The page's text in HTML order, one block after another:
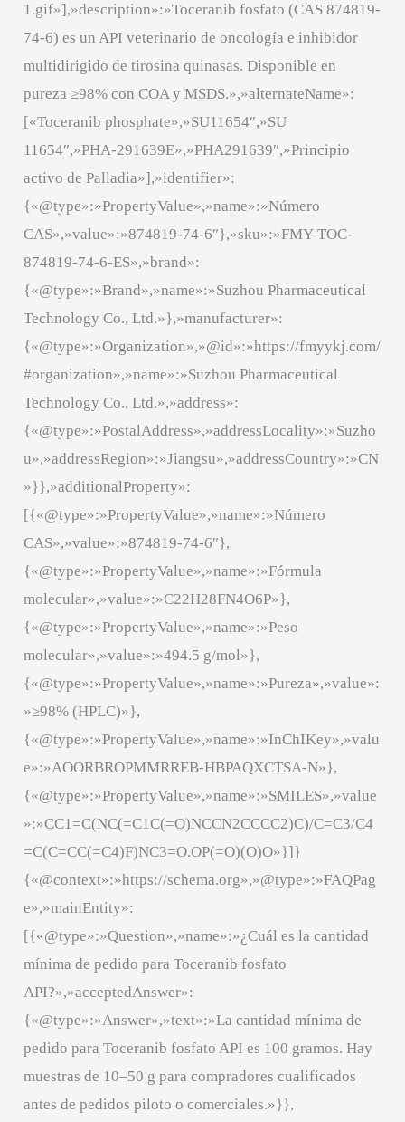
1.gif»],»description»:»Toceranib fosfato (CAS 874819-
74-6) es un API veterinario de oncología e inhibidor
multidirigido de tirosina quinasas. Disponible en
pureza ≥98% con COA y MSDS.»,»alternateName»:
[«Toceranib phosphate»,»SU11654″,»SU
11654″,»PHA-291639E»,»PHA291639″,»Principio
activo de Palladia»],»identifier»:
{«@type»:»PropertyValue»,»name»:»Número
CAS»,»value»:»874819-74-6″},»sku»:»FMY-TOC-
874819-74-6-ES»,»brand»:
{«@type»:»Brand»,»name»:»Suzhou Pharmaceutical
Technology Co., Ltd.»},»manufacturer»:
{«@type»:»Organization»,»@id»:»https://fmyykj.com/
#organization»,»name»:»Suzhou Pharmaceutical
Technology Co., Ltd.»,»address»:
{«@type»:»PostalAddress»,»addressLocality»:»Suzho
u»,»addressRegion»:»Jiangsu»,»addressCountry»:»CN
»}},»additionalProperty»:
[{«@type»:»PropertyValue»,»name»:»Número
CAS»,»value»:»874819-74-6″},
{«@type»:»PropertyValue»,»name»:»Fórmula
molecular»,»value»:»C22H28FN4O6P»},
{«@type»:»PropertyValue»,»name»:»Peso
molecular»,»value»:»494.5 g/mol»},
{«@type»:»PropertyValue»,»name»:»Pureza»,»value»:
»≥98% (HPLC)»},
{«@type»:»PropertyValue»,»name»:»InChIKey»,»valu
e»:»AOORBROPMMRREB-HBPAQXCTSA-N»},
{«@type»:»PropertyValue»,»name»:»SMILES»,»value
»:»CC1=C(NC(=C1C(=O)NCCN2CCCC2)C)/C=C3/C4
=C(C=CC(=C4)F)NC3=O.OP(=O)(O)O»}]}
{«@context»:»https://schema.org»,»@type»:»FAQPag
e»,»mainEntity»:
[{«@type»:»Question»,»name»:»¿Cuál es la cantidad
mínima de pedido para Toceranib fosfato
API?»,»acceptedAnswer»:
{«@type»:»Answer»,»text»:»La cantidad mínima de
pedido para Toceranib fosfato API es 100 gramos. Hay
muestras de 10–50 g para compradores cualificados
antes de pedidos piloto o comerciales.»}},